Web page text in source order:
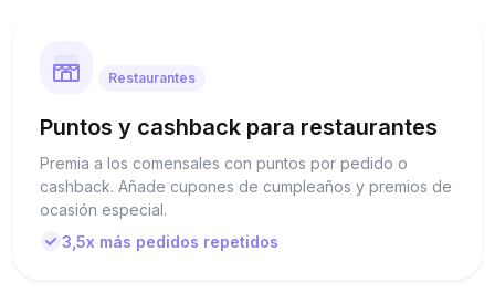
Restaurantes
Puntos y cashback para restaurantes
Premia a los comensales con puntos por pedido o
cashback. Añade cupones de cumpleaños y premios de
ocasión especial.
3,5x más pedidos repetidos